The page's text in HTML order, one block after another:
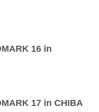
16 in
17 in CHIBA